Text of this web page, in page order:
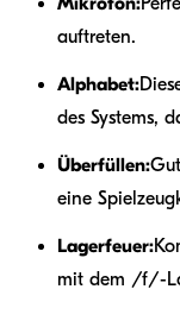
auftreten.
Alphabet:
des Systems,
Überfüllen:
eine
Lagerfeuer:
mit dem /f/-